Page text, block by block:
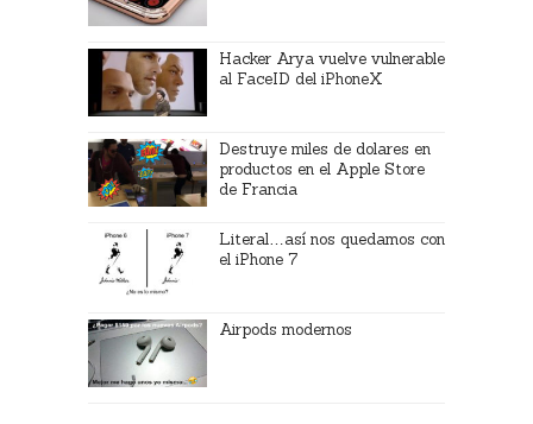
Hacker Arya vuelve vulnerable
al FaceID del iPhoneX
Destruye miles de dolares en
productos en el Apple Store
de Francia
Literal…así nos quedamos con
el iPhone 7
Airpods modernos